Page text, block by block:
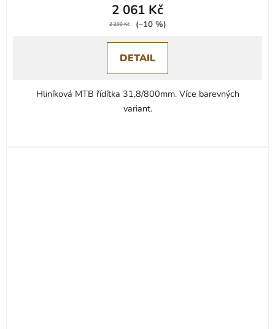
2 061 Kč
2 290 Kč (–10 %)
DETAIL
Hliníková MTB řídítka 31,8/800mm. Více barevných
variant.